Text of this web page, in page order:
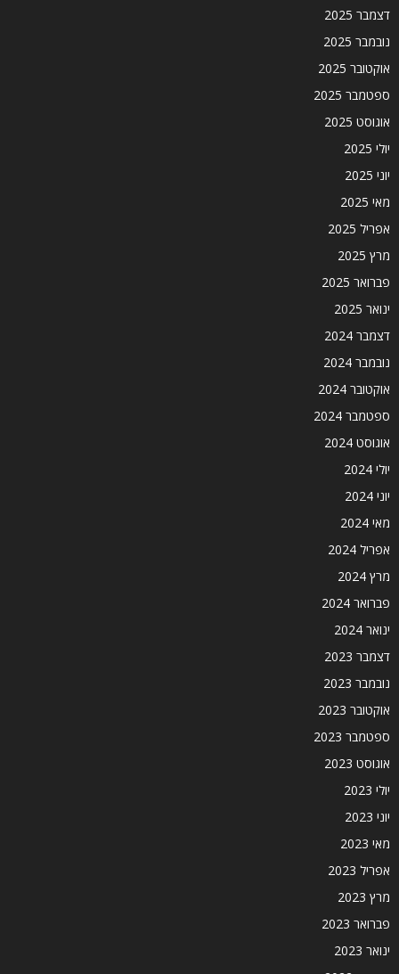
דצמבר 2025
נובמבר 2025
אוקטובר 2025
ספטמבר 2025
אוגוסט 2025
יולי 2025
יוני 2025
מאי 2025
אפריל 2025
מרץ 2025
פברואר 2025
ינואר 2025
דצמבר 2024
נובמבר 2024
אוקטובר 2024
ספטמבר 2024
אוגוסט 2024
יולי 2024
יוני 2024
מאי 2024
אפריל 2024
מרץ 2024
פברואר 2024
ינואר 2024
דצמבר 2023
נובמבר 2023
אוקטובר 2023
ספטמבר 2023
אוגוסט 2023
יולי 2023
יוני 2023
מאי 2023
אפריל 2023
מרץ 2023
פברואר 2023
ינואר 2023